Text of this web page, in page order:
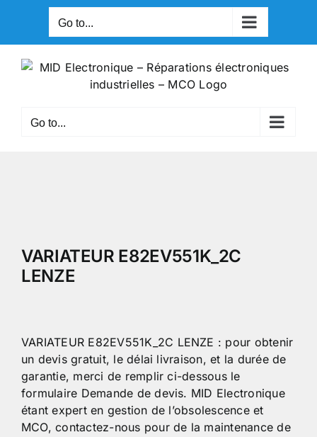
content
Go to...
Go to...
VARIATEUR E82EV551K_2C
LENZE
VARIATEUR E82EV551K_2C LENZE : pour obtenir
un devis gratuit, le délai livraison, et la durée de
garantie, merci de remplir ci-dessous le
formulaire Demande de devis. MID Electronique
étant expert en gestion de l’obsolescence et
MCO, contactez-nous pour de la maintenance de